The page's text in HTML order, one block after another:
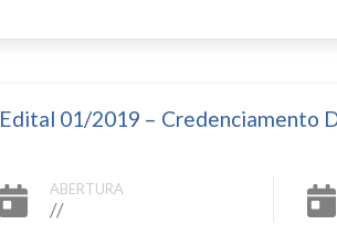
Edital 01/2019 – Credenciamento
ABERTURA
//